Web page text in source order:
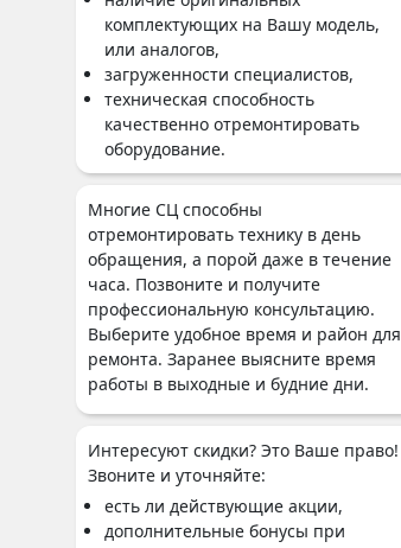
комплектующих на Вашу модель,
или аналогов,
загруженности специалистов,
техническая способность
качественно отремонтировать
оборудование.
Многие СЦ способны
отремонтировать технику в день
обращения, а порой даже в течение
часа. Позвоните и получите
профессиональную консультацию.
Выберите удобное время и район для
ремонта. Заранее выясните время
работы в выходные и будние дни.
Интересуют скидки? Это Ваше право!
Звоните и уточняйте:
есть ли действующие акции,
дополнительные бонусы при